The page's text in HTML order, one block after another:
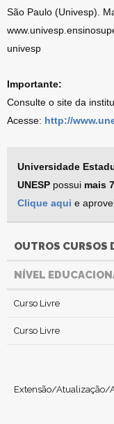
São Paulo (Univesp).
univesp
Importante:
Consulte o site da
Acesse: http://
Universidade
UNESP possui mais
Clique aqui e
OUTROS CURSOS
NÍVEL
Curso Livre
Curso Livre
Extensão/Atualização/